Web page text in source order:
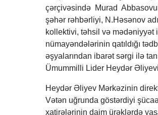
çərçivəsində Murad
şəhər rəhbərliyi, N.Həsənov
kollektivi, təhsil və mədəniyyət
nümayəndələrinin qatıldığı
əşyalarından ibarət sərgi ilə
Ümummilli Lider Heydər
Heydər Əliyev Mərkəzinin
Vətən uğrunda göstərdiyi
xatirələrinin daim ürəklərdə